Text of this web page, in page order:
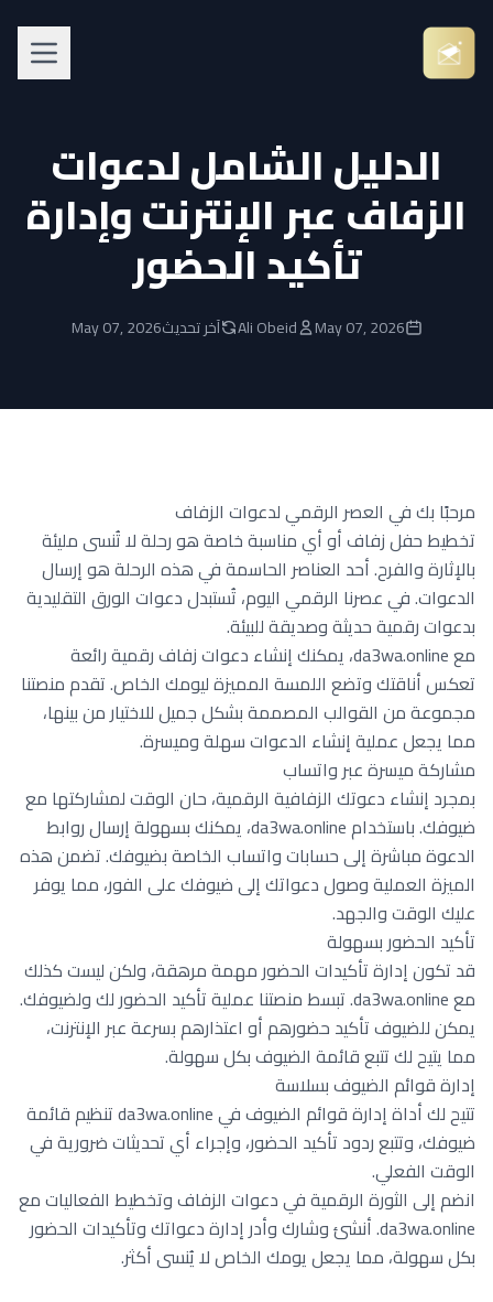
الدليل الشامل لدعوات
الزفاف عبر الإنترنت وإدارة
تأكيد الحضور
May 07, 2026
Ali Obeid آخر تحديثMay 07, 2026
مرحبًا بك في العصر الرقمي لدعوات الزفاف
تخطيط حفل زفاف أو أي مناسبة خاصة هو رحلة لا تُنسى مليئة
بالإثارة والفرح. أحد العناصر الحاسمة في هذه الرحلة هو إرسال
الدعوات. في عصرنا الرقمي اليوم، تُستبدل دعوات الورق التقليدية
بدعوات رقمية حديثة وصديقة للبيئة.
مع da3wa.online، يمكنك إنشاء دعوات زفاف رقمية رائعة
تعكس أناقتك وتضع اللمسة المميزة ليومك الخاص. تقدم منصتنا
مجموعة من القوالب المصممة بشكل جميل للاختيار من بينها،
مما يجعل عملية إنشاء الدعوات سهلة وميسرة.
مشاركة ميسرة عبر واتساب
بمجرد إنشاء دعوتك الزفافية الرقمية، حان الوقت لمشاركتها مع
ضيوفك. باستخدام da3wa.online، يمكنك بسهولة إرسال روابط
الدعوة مباشرة إلى حسابات واتساب الخاصة بضيوفك. تضمن هذه
الميزة العملية وصول دعواتك إلى ضيوفك على الفور، مما يوفر
عليك الوقت والجهد.
تأكيد الحضور بسهولة
قد تكون إدارة تأكيدات الحضور مهمة مرهقة، ولكن ليست كذلك
مع da3wa.online. تبسط منصتنا عملية تأكيد الحضور لك ولضيوفك.
يمكن للضيوف تأكيد حضورهم أو اعتذارهم بسرعة عبر الإنترنت،
مما يتيح لك تتبع قائمة الضيوف بكل سهولة.
إدارة قوائم الضيوف بسلاسة
تتيح لك أداة إدارة قوائم الضيوف في da3wa.online تنظيم قائمة
ضيوفك، وتتبع ردود تأكيد الحضور، وإجراء أي تحديثات ضرورية في
الوقت الفعلي.
انضم إلى الثورة الرقمية في دعوات الزفاف وتخطيط الفعاليات مع
da3wa.online. أنشئ وشارك وأدر إدارة دعواتك وتأكيدات الحضور
بكل سهولة، مما يجعل يومك الخاص لا يُنسى أكثر.